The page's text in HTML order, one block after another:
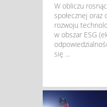
W obliczu
społecznej oraz
rozwoju
w obszar ESG
się ...